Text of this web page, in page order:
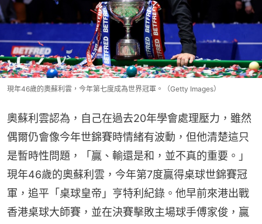
現年46歲的奧蘇利雲，今年第七度成為世界冠軍。（Getty Images）
奧蘇利雲認為，自己在過去20年學會處理壓力，雖然
偶爾仍會像今年世錦賽時情緒有波動，但他清楚這只
是暫時性問題，「贏、輸還是和，並不真的重要。」
現年46歲的奧蘇利雲，今年第7度贏得桌球世錦賽冠
軍，追平「桌球皇帝」亨特利紀錄。他早前來港出戰
香港桌球大師賽，並在決賽擊敗主場球手傅家俊，贏